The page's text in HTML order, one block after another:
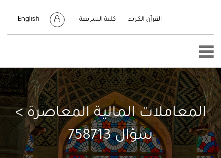
القرآن الكريم كلية الشريعة English
المالية المعاصرة >
سؤال 758713